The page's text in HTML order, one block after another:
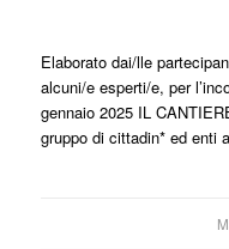
Elaborato dai/lle
alcuni/e esperti/e, per
gennaio 2025 IL
gruppo di cittadin* ed